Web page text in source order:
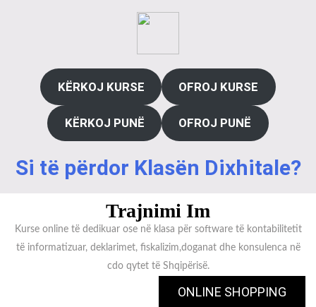
KËRKOJ KURSE OFROJ KURSE
KËRKOJ PUNË OFROJ PUNË
Si të përdor Klasën Dixhitale?
Trajnimi Im
Kurse online të dedikuar ose në klasa për software të kontabilitetit
të informatizuar, deklarimet, fiskalizim,doganat dhe konsulenca në
cdo qytet të Shqipërisë.
ONLINE SHOPPING